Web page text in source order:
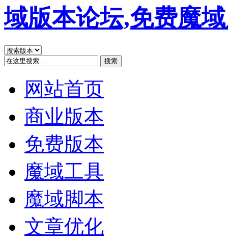
域版本论坛,免费魔
搜索
网站首页
商业版本
免费版本
魔域工具
魔域脚本
文章优化